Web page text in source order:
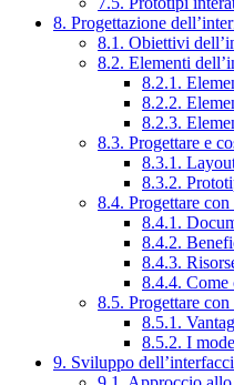
8. Progettazione
8.1. Obiettivi
8.2. Elementi
8.2.1.
8.2.2.
8.2.3.
8.3. Progettare e
8.3.1.
8.3.2.
8.4. Progettare
8.4.1.
8.4.2.
8.4.3.
8.4.4. Come
8.5. Progettare
8.5.1.
8.5.2. I
9. Sviluppo